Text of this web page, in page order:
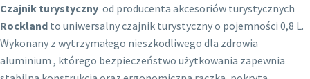
Czajnik turystyczny od producenta akcesoriów turystycznych
Rockland to uniwersalny czajnik turystyczny o pojemności 0,8 L.
Wykonany z wytrzymałego nieszkodliwego dla zdrowia
aluminium , którego bezpieczeństwo użytkowania zapewnia